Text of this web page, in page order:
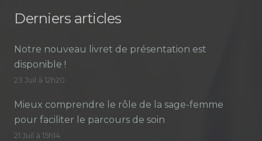
Derniers articles
Notre nouveau livret de présentation est
disponible !
23 Juil à 12h20
Mieux comprendre le rôle de la sage-femme
pour faciliter le parcours de soin
21 Juil à 15h14